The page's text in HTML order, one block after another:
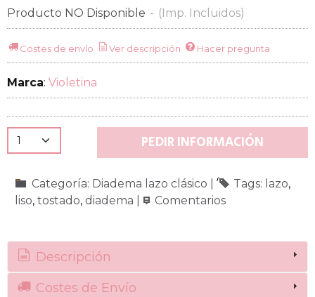
Producto NO Disponible - (Imp. Incluidos)
Costes de envío Ver descripción Hacer pregunta
Marca: Violetina
PEDIR INFORMACIÓN
Categoría: Diadema lazo clásico Tags: lazo
liso tostado diadema Comentarios
Descripción
Costes de Envío